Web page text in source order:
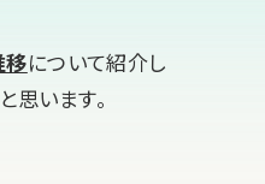
移について紹介し
思います。